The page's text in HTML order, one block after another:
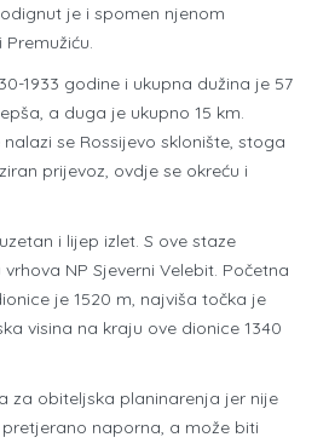
je i spomen njenom
1933 godine i ukupna dužina je 57
a duga je ukupno 15 km.
se Rossijevo sklonište, stoga
prijevoz, ovdje se okreću i
i lijep izlet. S ove staze
NP Sjeverni Velebit. Početna
je 1520 m, najviša točka je
visina na kraju ove dionice 1340
za obiteljska planinarenja jer nije
naporna, a može biti